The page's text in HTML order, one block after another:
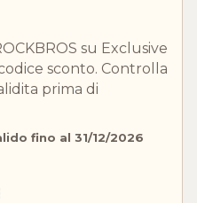
su Exclusive
sconto. Controlla
prima di
fino al 31/12/2026